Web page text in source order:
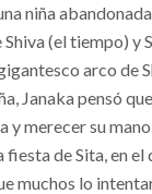
niña
(el tiempo) y
arco de
Janaka pensó
y merecer su
de Sita, en el
muchos lo